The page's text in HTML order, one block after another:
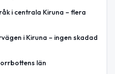
i centrala Kiruna – flera
i Kiruna – ingen skadad
län